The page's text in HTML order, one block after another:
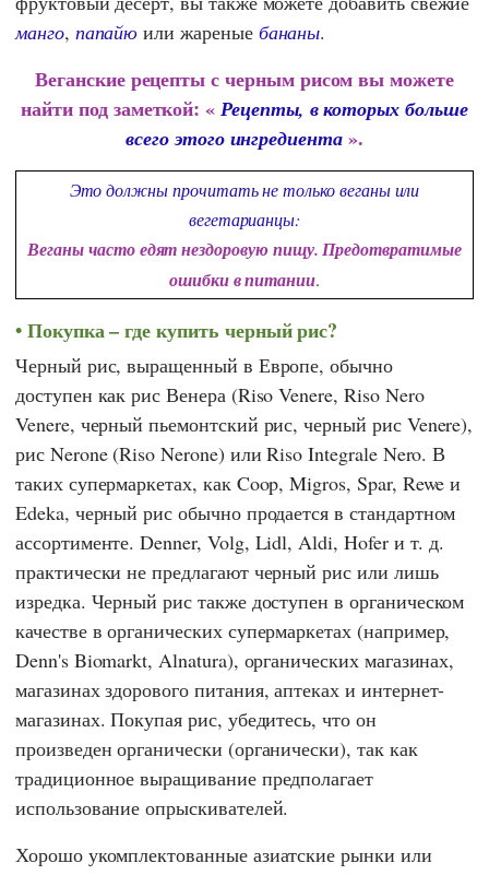
манго, папайю или жареные бананы.
Веганские рецепты с черным рисом вы можете
найти под заметкой: «Рецепты, в которых больше
всего этого ингредиента».
Это должны прочитать не только веганы или
вегетарианцы:
Веганы часто едят нездоровую пищу. Предотвратимые
ошибки в питании.
Покупка – где купить черный рис?
Черный рис, выращенный в Европе, обычно
доступен как рис Венера (Riso Venere, Riso Nero
Venere, черный пьемонтский рис, черный рис Venere),
рис Nerone (Riso Nerone) или Riso Integrale Nero. В
таких супермаркетах, как Coop,Migros, Spar, Rewe и
Edeka, черный рис обычно продается в стандартном
ассортименте.Denner, Volg, Lidl,Aldi, Hoferи т. д.
практически не предлагают черный рис или лишь
изредка. Черный рис также доступен в органическом
качестве в органических супермаркетах (например,
Denn's Biomarkt,Alnatura), органических магазинах,
магазинах здорового питания, аптеках и интернет-
магазинах. Покупая рис, убедитесь, что он
произведен органически (органически), так как
традиционное выращивание предполагает
использование опрыскивателей.
Хорошо укомплектованные азиатские рынки или